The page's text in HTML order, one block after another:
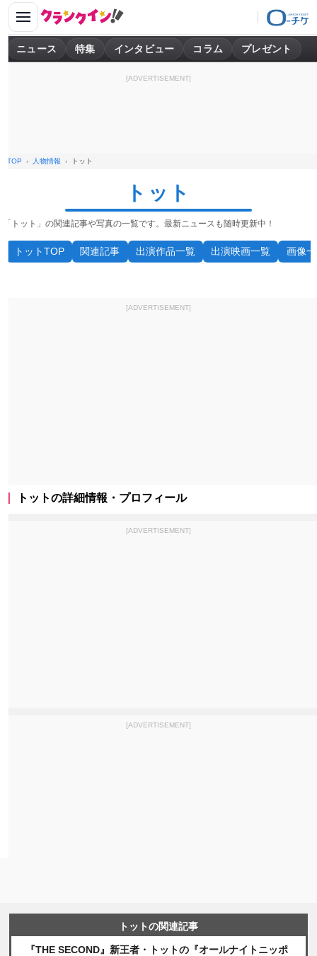
ニュース 特集 インタビュー コラム プレゼント
[ADVERTISEMENT]
TOP 人物情報 トット
トット
「トット」の関連記事や写真の一覧です。最新ニュースも随時更新中！
トットTOP 関連記事 出演作品一覧 出演映画一覧 画像
[ADVERTISEMENT]
トットの詳細情報・プロフィール
[ADVERTISEMENT]
[ADVERTISEMENT]
トットの関連記事
『THE SECOND』新王者・トットの『オールナイトニッポ